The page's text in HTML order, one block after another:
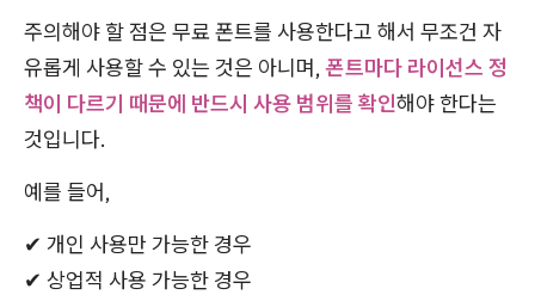
주의해야 할 점은 무료 폰트를 사용한다고 해서 무조건 자
유롭게 사용할 수 있는 것은 아니며,폰트마다 라이선스 정
책이 다르기 때문에 반드시 사용 범위를 확인해야 한다는
것입니다.
예를 들어,
✔ 개인 사용만 가능한 경우
✔ 상업적 사용 가능한 경우